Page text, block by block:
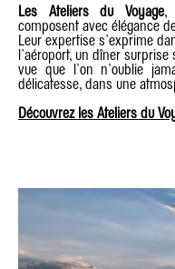
Les Ateliers du Voyage,
composent avec élégance
Leur expertise s’exprime
l’aéroport, un dîner
vue que l’on n’oublie
délicatesse, dans une
Découvrez les Ateliers du